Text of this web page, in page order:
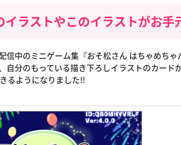
イラストやこのイラストがお手
信中のミニゲーム集『おそ松さん はちゃめちゃ
自分のもっている描き下ろしイラストのカード
るようになりました!!